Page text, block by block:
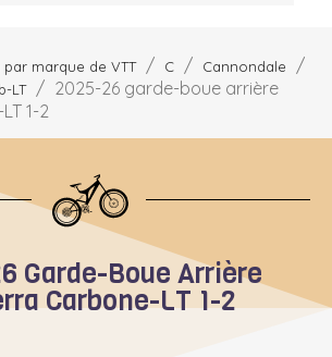
marque de VTT C
Cannondale
LT
2025-26 garde-boue arrière
1-2
Garde-Boue Arrière
Carbone-LT 1-2